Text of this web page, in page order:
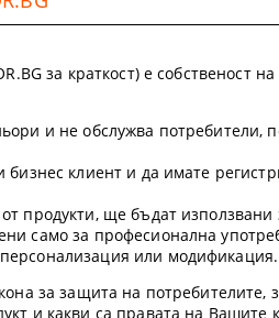
за краткост) е собственост
и не обслужва
бизнес клиент и да имате
продукти, ще бъдат
само за професионална
или модификация.
за защита на потребителите,
и какви са правата на Вашите